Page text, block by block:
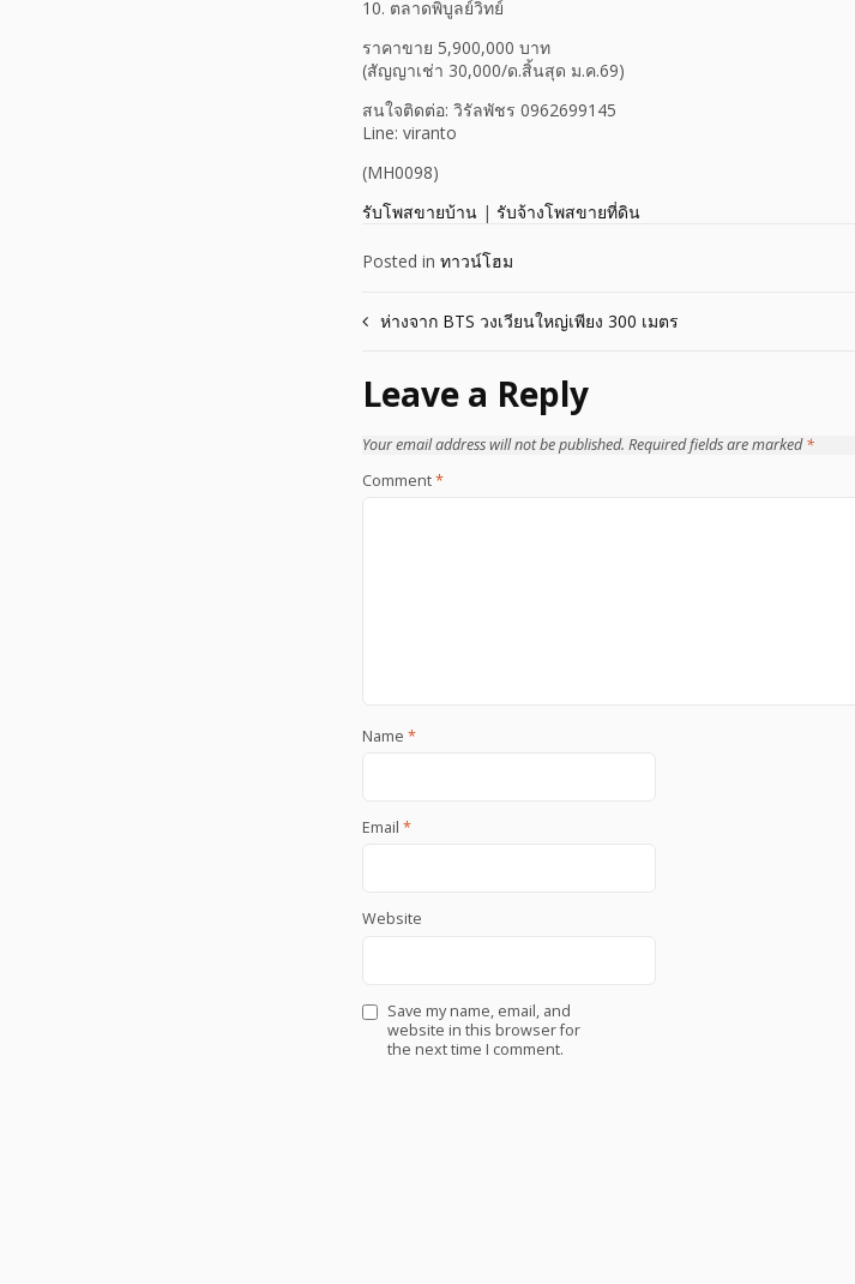
10. ตลาดพิบูลย์วิทย์
ราคาขาย 5,900,000 บาท
(สัญญาเช่า 30,000/ด.สิ้นสุด ม.ค.69)
สนใจติดต่อ: วิรัลพัชร 0962699145
Line: viranto
(MH0098)
รับโพสขายบ้าน | รับจ้างโพสขายที่ดิน
Posted in ทาวน์โฮม
Post
ห่างจาก BTS วงเวียนใหญ่เพียง 300 เมตร
Leave a Reply
Your email address will not be published. Required fields are marked*
Comment*
Name *
Email *
Website
Save my name, email, and
website in this browser for
the next time I comment.